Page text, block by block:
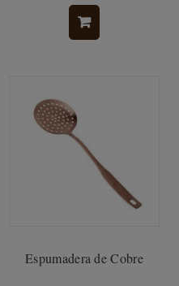
Espumadera de Cobre